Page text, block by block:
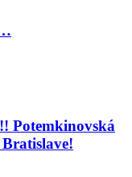
Potemkinovská